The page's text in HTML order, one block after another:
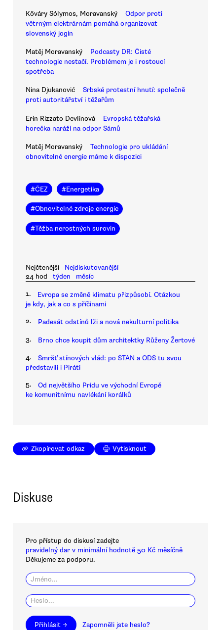
Kőváry Sólymos, Moravanský
Odpor proti
větrným elektrárnám pomáhá organizovat
slovenský jogín
Matěj Moravanský
Podcasty DR: Čisté
technologie nestačí. Problémem je i rostoucí
spotřeba
Nina Djukanović
Srbské protestní hnutí: společně
proti autoritářství i těžařům
Erin Rizzato Devlinová
Evropská těžařská
horečka naráží na odpor Sámů
Matěj Moravanský
Technologie pro ukládání
obnovitelné energie máme k dispozici
#ČEZ #Energetika
#Obnovitelné zdroje energie
#Těžba nerostných surovin
Nejčtenější
Nejdiskutovanější
24 hod
týden měsíc
1.
Evropa se změně klimatu přizpůsobí. Otázkou
je kdy, jak a co s příčinami
2. Padesát odstínů lži a nová nekulturní politika
3. Brno chce koupit dům architektky Růženy Žertové
4.
Smršť stínových vlád: po STAN a ODS tu svou
představili i Piráti
5.
Od největšího Pridu ve východní Evropě
ke komunitnímu navlékání korálků
Zkopírovat odkaz Vytisknout
Diskuse
Pro přístup do diskusí zadejte
pravidelný dar v minimální hodnotě 50 Kč měsíčně
Děkujeme za podporu.
Přihlásit → Zapomněli jste heslo?